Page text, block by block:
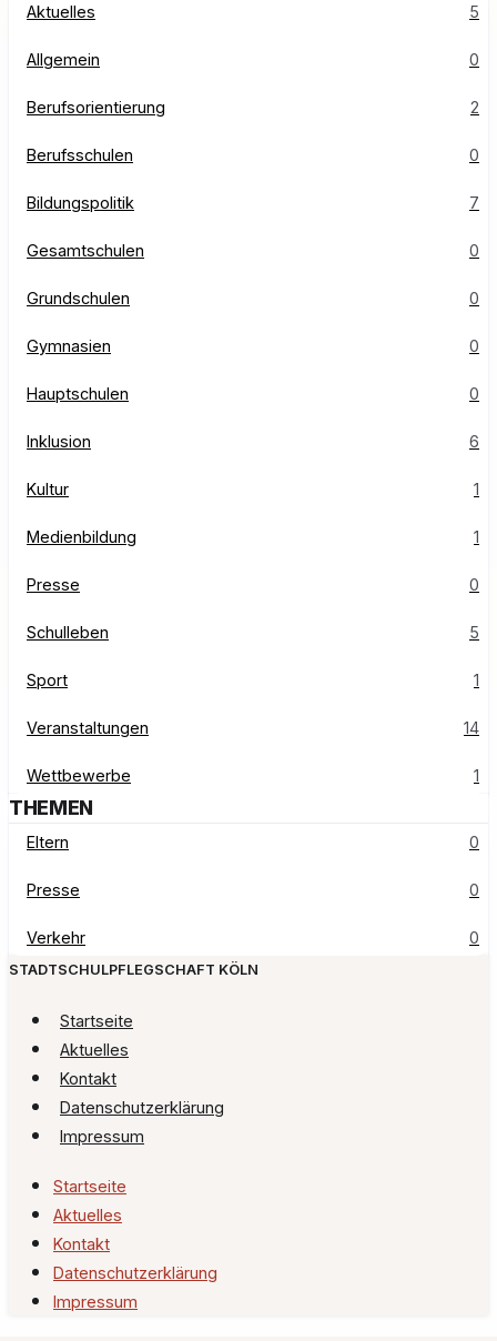
Aktuelles 5
Allgemein 0
Berufsorientierung 2
Berufsschulen 0
Bildungspolitik 7
Gesamtschulen 0
Grundschulen 0
Gymnasien 0
Hauptschulen 0
Inklusion 6
Kultur 1
Medienbildung 1
Presse 0
Schulleben 5
Sport 1
Veranstaltungen 14
Wettbewerbe 1
THEMEN
Eltern 0
Presse 0
Verkehr 0
STADTSCHULPFLEGSCHAFT KÖLN
Startseite
Aktuelles
Kontakt
Datenschutzerklärung
Impressum
Startseite
Aktuelles
Kontakt
Datenschutzerklärung
Impressum